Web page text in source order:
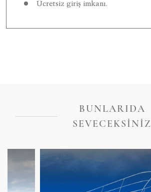
Ücretsiz giriş imkanı.
BUNLARIDA
SEVECEKSINIZ